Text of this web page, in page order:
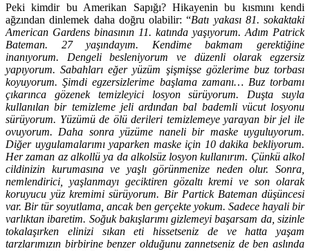
Peki kimdir bu Amerikan Sapığı? Hikayenin bu kısmını kendi
ağzından dinlemek daha doğru olabilir: “Batı yakası 81. sokaktaki
American Gardens binasının 11. katında yaşıyorum. Adım Patrick
Bateman. 27 yaşındayım. Kendime bakmam gerektiğine
inanıyorum. Dengeli besleniyorum ve düzenli olarak egzersiz
yapıyorum. Sabahları eğer yüzüm şişmişse gözlerime buz torbası
koyuyorum. Şimdi egzersizlerime başlama zamanı… Buz torbamı
çıkarınca gözenek temizleyici losyon sürüyorum. Duşta suyla
kullanılan bir temizleme jeli ardından bal bademli vücut losyonu
sürüyorum. Yüzümü de ölü derileri temizlemeye yarayan bir jel ile
ovuyorum. Daha sonra yüzüme naneli bir maske uyguluyorum.
Diğer uygulamalarımı yaparken maske için 10 dakika bekliyorum.
Her zaman az alkollü ya da alkolsüz losyon kullanırım. Çünkü alkol
cildinizin kurumasına ve yaşlı görünmenize neden olur. Sonra,
nemlendirici, yaşlanmayı geciktiren gözaltı kremi ve son olarak
koruyucu yüz kremimi sürüyorum. Bir Partick Bateman düşüncesi
var. Bir tür soyutlama, ancak ben gerçekte yokum. Sadece hayali bir
varlıktan ibaretim. Soğuk bakışlarımı gizlemeyi başarsam da, sizinle
tokalaşırken elinizi sıkan eti hissetseniz de ve hatta yaşam
tarzlarımızın birbirine benzer olduğunu zannetseniz de ben aslında